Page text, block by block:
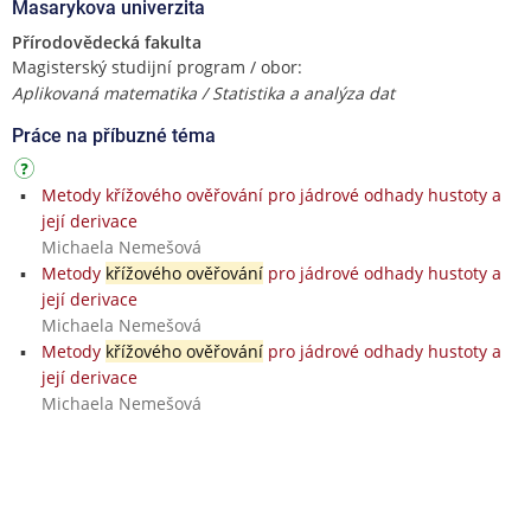
Masarykova univerzita
Přírodovědecká fakulta
Magisterský studijní program / obor:
Aplikovaná matematika / Statistika a analýza dat
Práce na příbuzné téma
Metody křížového ověřování pro jádrové odhady hustoty a
její derivace
Michaela Nemešová
Metody křížového ověřovánípro jádrové odhady hustoty a
její derivace
Michaela Nemešová
Metody křížového ověřovánípro jádrové odhady hustoty a
její derivace
Michaela Nemešová